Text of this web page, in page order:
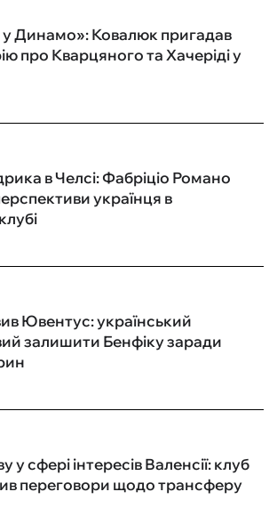
Динамо»: Ковалюк пригадав
про Кварцяного та Хачеріді у
в Челсі: Фабріціо Романо
українця в
Ювентус: український
залишити Бенфіку заради
у сфері інтересів Валенсії: клуб
переговори щодо трансферу